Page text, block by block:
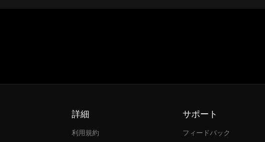
詳細
利用規約
サポート
フィードバック